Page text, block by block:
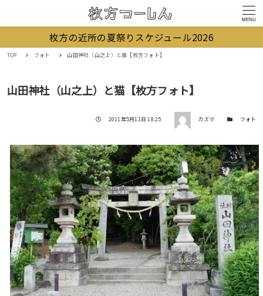
MENU
枚方の近所の夏祭りスケジュール2026
TOP フォト 山田神社（山之上）と猫【枚方フォト】
山田神社（山之上）と猫【枚方フォト】
投稿日
2011年5月11日 18:25 著者 カズマ カテゴリー
フォト